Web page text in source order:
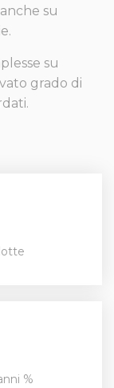
su
su
grado di
%